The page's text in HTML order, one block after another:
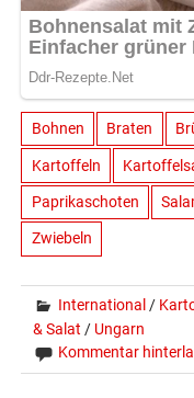
Bohnen Braten
Kartoffeln
Paprikaschoten
Zwiebeln
International /
& Salat / Ungarn
Kommentar